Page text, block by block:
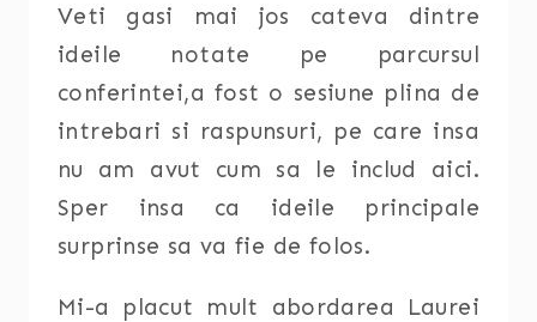
Veti gasi mai jos cateva dintre
ideile notate pe parcursul
conferintei,a fost o sesiune plina de
intrebari si raspunsuri, pe care insa
nu am avut cum sa le includ aici.
Sper insa ca ideile principale
surprinse sa va fie de folos.
Mi-a placut mult abordarea Laurei